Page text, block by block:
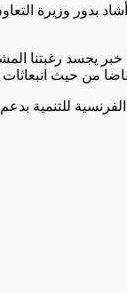
بدور وزيرة
خبر يجسد رغبتنا
من حيث انبعاثات
الفرنسية للتنمية